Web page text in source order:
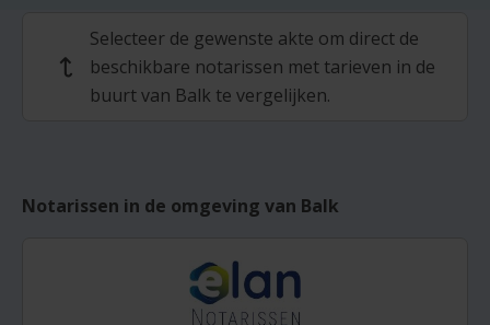
↩
Selecteer de gewenste akte om direct de
beschikbare notarissen met tarieven in de
buurt van Balk te vergelijken.
Notarissen in de omgeving van Balk